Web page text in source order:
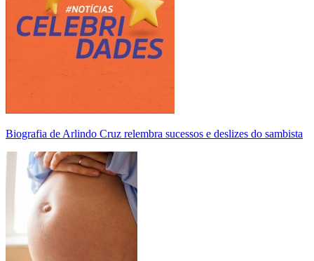
Biografia de Arlindo Cruz relembra sucessos e deslizes do sambista